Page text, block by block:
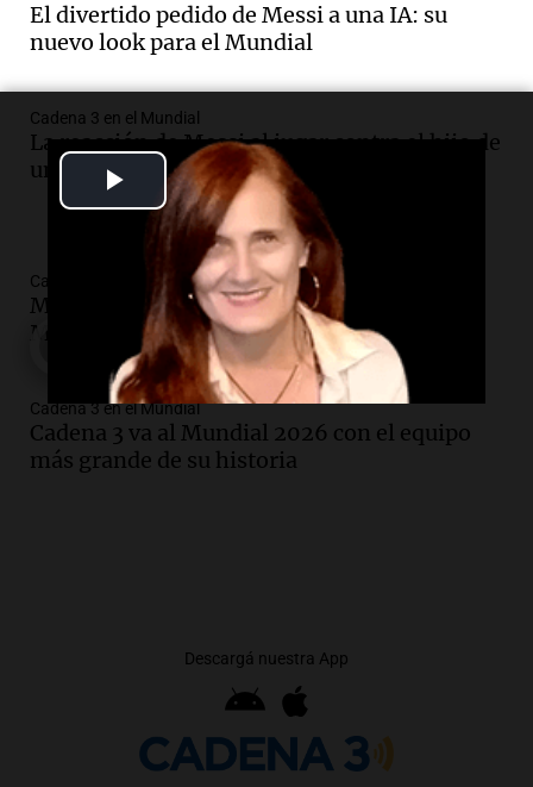
Play
Video
El divertido pedido de Messi a una IA: su
nuevo look para el Mundial
Cadena 3 en el Mundial
La reacción de Messi al jugar contra el hijo de
un ex compañero del Barcelona
Cadena 3 en el Mundial
Messi eligió a sus favoritos para ganar el
Mundial: ¿quiénes son?
Cadena 3 en el Mundial
Cadena 3 va al Mundial 2026 con el equipo
más grande de su historia
Descargá nuestra App